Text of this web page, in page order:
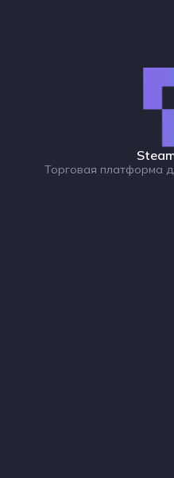
Торговая платформа